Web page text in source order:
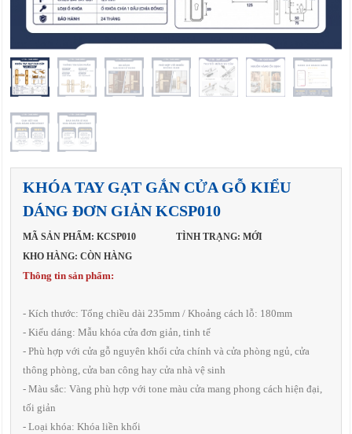
KHÓA TAY GẠT GẮN CỬA GỖ KIỂU
DÁNG ĐƠN GIẢN KCSP010
MÃ SẢN PHẨM: KCSP010
TÌNH TRẠNG: MỚI
KHO HÀNG: CÒN HÀNG
Thông tin sản phẩm:
- Kích thước: Tổng chiều dài 235mm / Khoảng cách lỗ: 180mm
- Kiểu dáng: Mẫu khóa cửa đơn giản, tinh tế
- Phù hợp với cửa gỗ nguyên khối cửa chính và cửa phòng ngủ, cửa
thông phòng, cửa ban công hay cửa nhà vệ sinh
- Màu sắc: Vàng phù hợp với tone màu cửa mang phong cách hiện đại,
tối giản
- Loại khóa: Khóa liền khối